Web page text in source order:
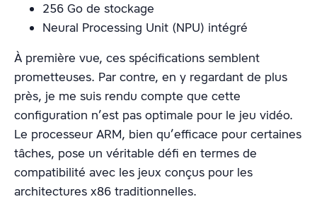
256 Go de stockage
Neural Processing Unit (NPU) intégré
À première vue, ces spécifications semblent
prometteuses. Par contre, en y regardant de plus
près, je me suis rendu compte que cette
configuration n’est pas optimale pour le jeu vidéo.
Le processeur ARM, bien qu’efficace pour certaines
tâches, pose un véritable défi en termes de
compatibilité avec les jeux conçus pour les
architectures x86 traditionnelles.